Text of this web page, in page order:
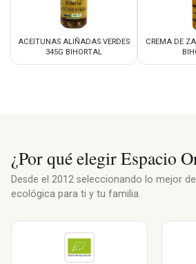
ACEITUNAS ALIÑADAS VERDES
345G BIHORTAL
CREMA DE
¿Por qué elegir Espacio
Desde el 2012 seleccionando lo mejor
ecológica para ti y tu familia.